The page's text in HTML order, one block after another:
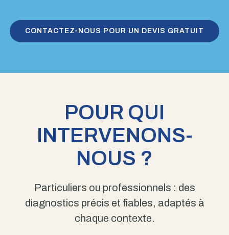
CONTACTEZ-NOUS POUR UN DEVIS GRATUIT
POUR QUI
INTERVENONS-
NOUS ?
Particuliers ou professionnels : des
diagnostics précis et fiables, adaptés à
chaque contexte.